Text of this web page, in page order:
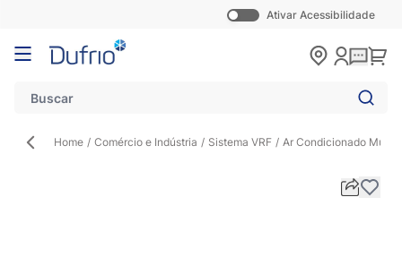
Ativar Acessibilidade
Pular para o conteúdo
Home / Comércio e Indústria / Sistema VRF / Ar Condicionado Multi